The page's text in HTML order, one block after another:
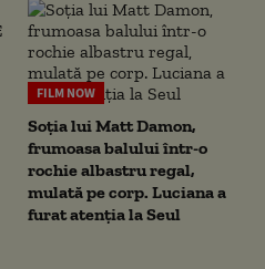
FILM NOW
Soția lui Matt Damon,
frumoasa balului într-o
rochie albastru regal,
mulată pe corp. Luciana a
furat atenția la Seul